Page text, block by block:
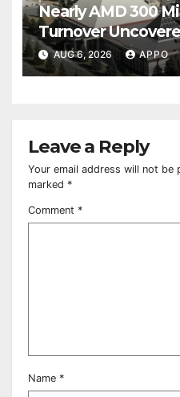
Nearly AMD 300
Turnover
Owned
AUG 6, 2026 APPO
Leave a Reply
Your email address will not be
marked *
Comment *
Name *